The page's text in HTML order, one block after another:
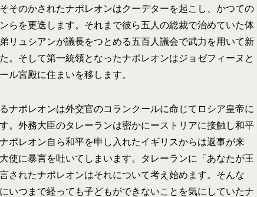
そのかされたナポレオンはクーデターを起こし、かつての
らを更迭します。それまで彼ら五人の総裁で治めていた体
リュシアンが議長をつとめる五百人議会で武力を用いて新
。そして第一統領となったナポレオンはジョゼフィーヌと
ル宮殿に住まいを移します。
ナポレオンは外交官のコランクールに命じてロシア皇帝に
。外務大臣のタレーランは密かにーストリアに接触し和平
ポレオン自ら和平を申し入れたイギリスからは返事が来
使に暴言を吐いてしまいます。タレーランに「あなたが王
されたナポレオンはそれについて考え始めます。そんな
いつまで経っても子どもができないことを気にしていたナ